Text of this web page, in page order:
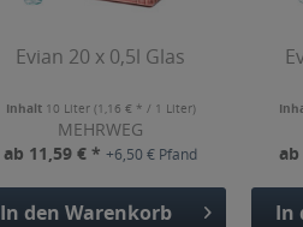
Evian 20 x 0,5l Glas
Inhalt 10 Liter (1,16 € * / 1 Liter)
MEHRWEG
ab 11,59 € *+6,50 € Pfand
In den Warenkorb
ab
In